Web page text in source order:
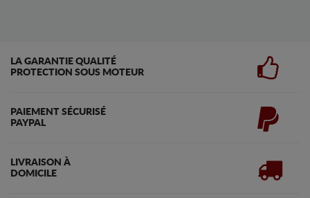
LA GARANTIE QUALITÉ
PROTECTION SOUS MOTEUR
PAIEMENT SÉCURISÉ
PAYPAL
LIVRAISON À
DOMICILE